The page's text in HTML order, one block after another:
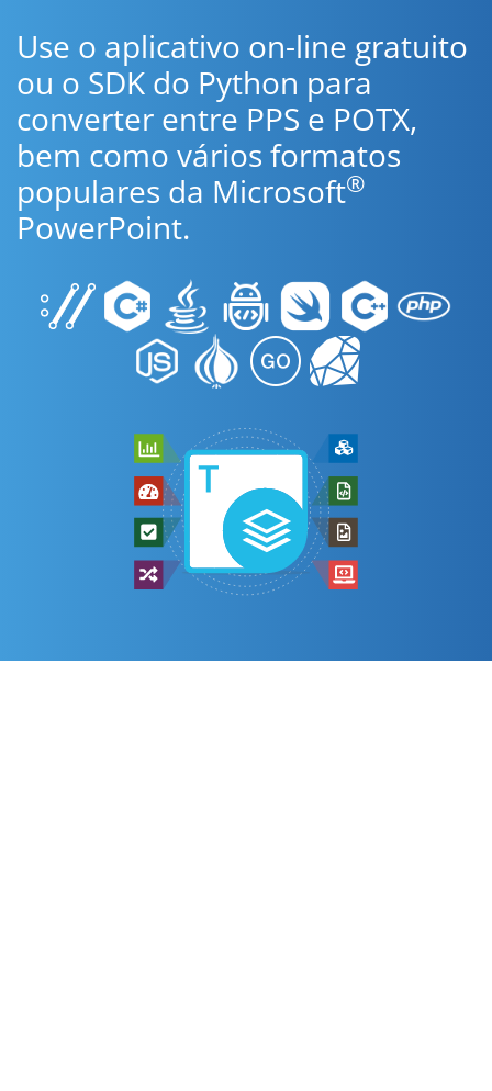
Use o aplicativo on-line gratuito
ou o SDK do Python para
converter entre PPS e POTX,
bem como vários formatos
populares da Microsoft®
PowerPoint.